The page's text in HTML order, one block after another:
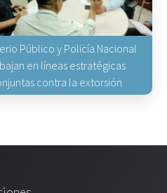
Público y Policía Nacional
en líneas estratégicas
contra la extorsión